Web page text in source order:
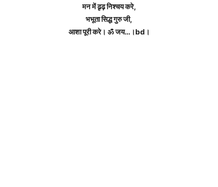
मन में ढृढ़ निश्चय करे,
भभूता सिद्ध गुरु जी,
आशा पूरी करे। ॐ जय…।bd।